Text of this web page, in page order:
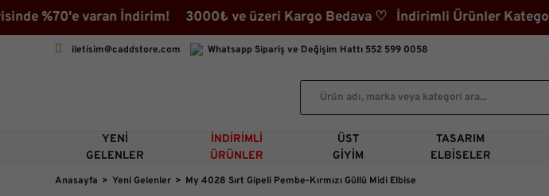
varan İndirim! 3000₺ ve üzeri Kargo Bedava ♡ İndirimli Ürünler
iletisim@caddstore.com Whatsapp Sipariş ve Değişim Hattı 552 599 0058
YENI
GELENLER
İNDIRIMLI
ÜRÜNLER
ÜST
GIYIM
TASARIM
ELBISELER
Anasayfa Yeni Gelenler My 4028 Sırt Gipeli Pembe-Kırmızı Güllü Midi Elbise